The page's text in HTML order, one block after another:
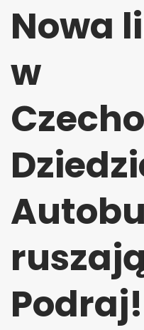
Nowa
w
Podraj!